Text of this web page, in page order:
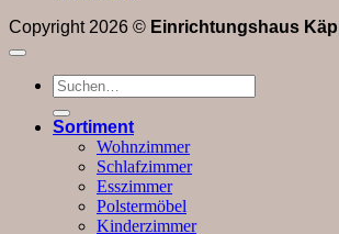
Copyright 2026 © Einrichtungshaus
Suchen
nach:
Sortiment
Wohnzimmer
Schlafzimmer
Esszimmer
Polstermöbel
Kinderzimmer